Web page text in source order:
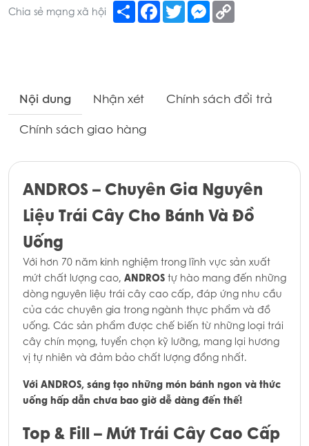
Chia sẻ mạng xã hội Share Facebook
TwitterMessenger
Nội dung Nhận xét
Chính sách đổi trả
Chính sách giao hàng
ANDROS – Chuyên Gia Nguyên
Liệu Trái Cây Cho Bánh Và Đồ
Uống
Với hơn 70 năm kinh nghiệm trong lĩnh vực sản xuất
mứt chất lượng cao, ANDROS tự hào mang đến những
dòng nguyên liệu trái cây cao cấp, đáp ứng nhu cầu
của các chuyên gia trong ngành thực phẩm và đồ
uống. Các sản phẩm được chế biến từ những loại trái
cây chín mọng, tuyển chọn kỹ lưỡng, mang lại hương
vị tự nhiên và đảm bảo chất lượng đồng nhất.
Với ANDROS, sáng tạo những món bánh ngon và thức
uống hấp dẫn chưa bao giờ dễ dàng đến thế!
Top & Fill – Mứt Trái Cây Cao Cấp